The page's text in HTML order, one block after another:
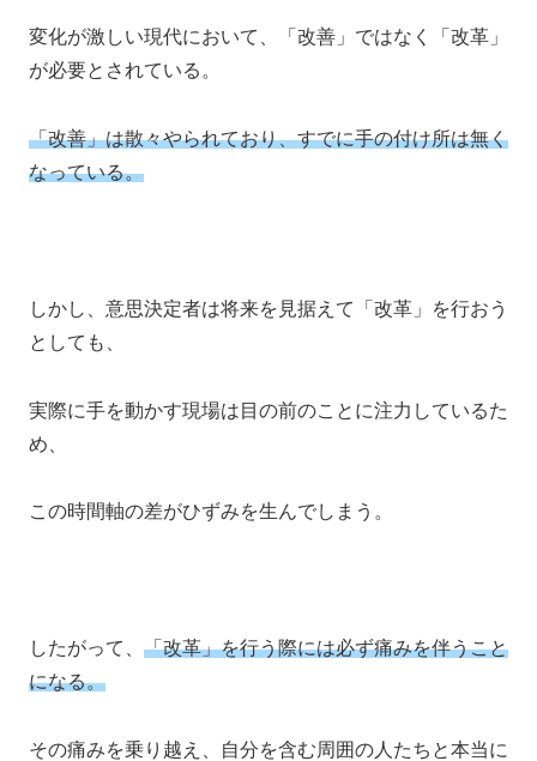
変化が激しい現代において、「改善」ではなく「改革」
が必要とされている。
「改善」は散々やられており、すでに手の付け所は無く
なっている。
しかし、意思決定者は将来を見据えて「改革」を行おう
としても、
実際に手を動かす現場は目の前のことに注力しているた
め、
この時間軸の差がひずみを生んでしまう。
したがって、 「改革」を行う際には必ず痛みを伴うこと
になる。
その痛みを乗り越え、自分を含む周囲の人たちと本当に